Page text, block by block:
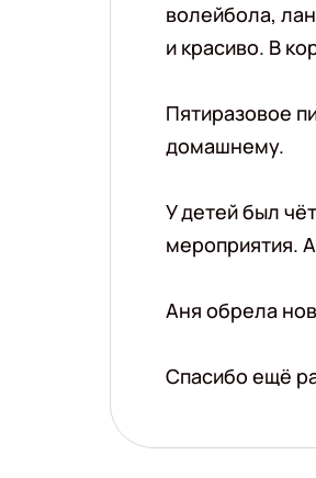
волейбола,
и красиво. В
Пятиразовое
домашнему.
У детей был
мероприятия.
Аня обрела
Спасибо ещё